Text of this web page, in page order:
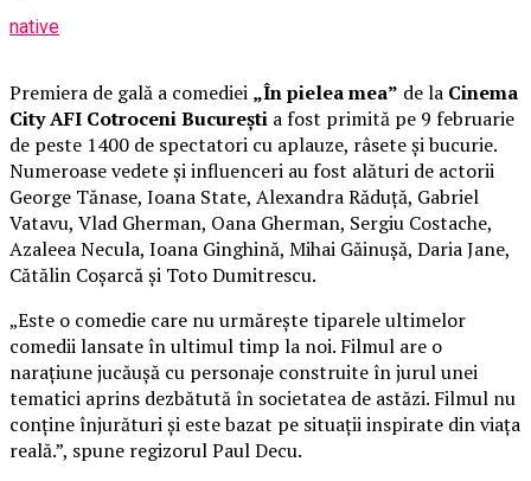
native
Premiera de gală a comediei „În pielea mea” de la Cinema
City AFI Cotroceni București a fost primită pe 9 februarie
de peste 1400 de spectatori cu aplauze, râsete și bucurie.
Numeroase vedete și influenceri au fost alături de actorii
George Tănase, Ioana State, Alexandra Răduță, Gabriel
Vatavu, Vlad Gherman, Oana Gherman, Sergiu Costache,
Azaleea Necula, Ioana Ginghină, Mihai Găinușă, Daria Jane,
Cătălin Coșarcă și Toto Dumitrescu.
„Este o comedie care nu urmărește tiparele ultimelor
comedii lansate în ultimul timp la noi. Filmul are o
narațiune jucăușă cu personaje construite în jurul unei
tematici aprins dezbătută în societatea de astăzi. Filmul nu
conține înjurături și este bazat pe situații inspirate din viața
reală.”, spune regizorul Paul Decu.